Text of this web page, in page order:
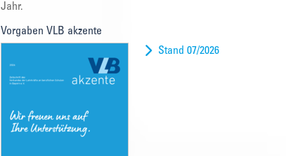
Jahr.
Vorgaben VLB akzente
Stand 07/2026